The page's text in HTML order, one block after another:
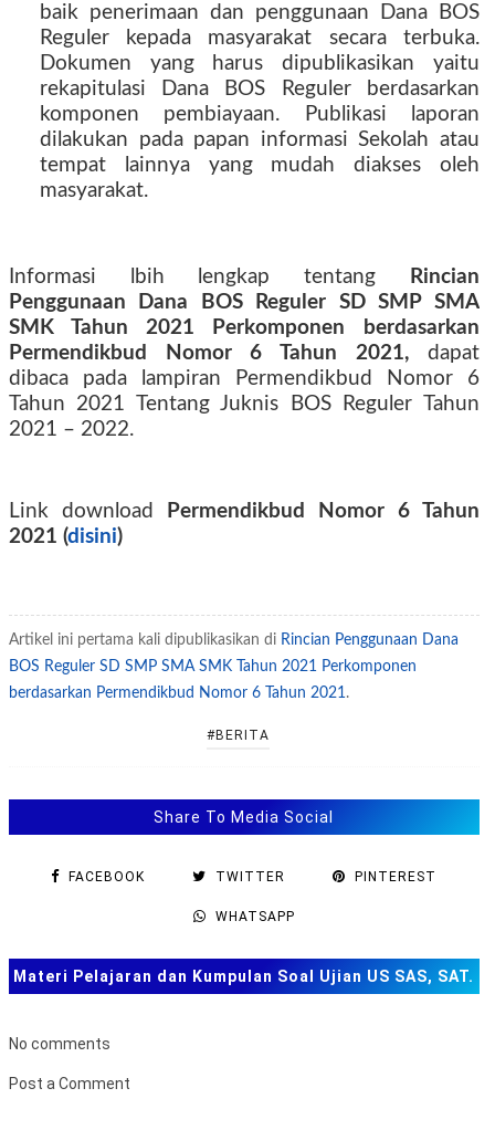
baik penerimaan dan penggunaan Dana BOS
Reguler kepada masyarakat secara terbuka.
Dokumen yang harus dipublikasikan yaitu
rekapitulasi Dana BOS Reguler berdasarkan
komponen pembiayaan. Publikasi laporan
dilakukan pada papan informasi Sekolah atau
tempat lainnya yang mudah diakses oleh
masyarakat.
Informasi lbih lengkap tentang
Rincian
Penggunaan Dana BOS Reguler SD SMP SMA
SMK Tahun 2021 Perkomponen berdasarkan
Permendikbud Nomor 6 Tahun 2021, dapat
dibaca pada lampiran Permendikbud Nomor 6
Tahun 2021 Tentang Juknis BOS Reguler Tahun
2021 – 2022.
Link download
Permendikbud Nomor 6 Tahun
2021 (disini)
Artikel ini pertama kali dipublikasikan di Rincian Penggunaan Dana
BOS Reguler SD SMP SMA SMK Tahun 2021 Perkomponen
berdasarkan Permendikbud Nomor 6 Tahun 2021.
#BERITA
Share To Media Social
FACEBOOK TWITTER PINTEREST
WHATSAPP
Materi Pelajaran dan Kumpulan Soal Ujian US SAS, SAT.
No comments
Post a Comment